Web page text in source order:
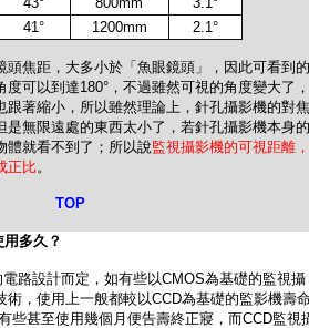
41° 1200mm 2.1°
頭焦距，大多小於「魚眼鏡頭」，因此可看到的
度可以到達180° ，不過雖然可視的角度變大了，
跟著縮小，所以雖然理論上，針孔攝影機的對焦
是無限遠處的東西太小了，若針孔攝影機本身的
體就看不到了；所以說監視攝影機的可視距離，
正比。
TOP
多久？
路設計而定，如有些以CMOS為基礎的監視攝
術，使用上一般都較以CCD為基礎的監影機壽
些甚至使用幾個月便告壽終正寢，而CCD監視